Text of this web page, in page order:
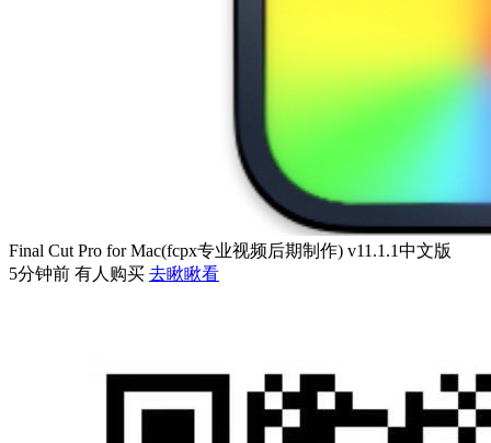
Final Cut Pro for Mac(fcpx专业视频后期制作) v11.1.1中文版
5分钟前 有人购买 去瞅瞅看